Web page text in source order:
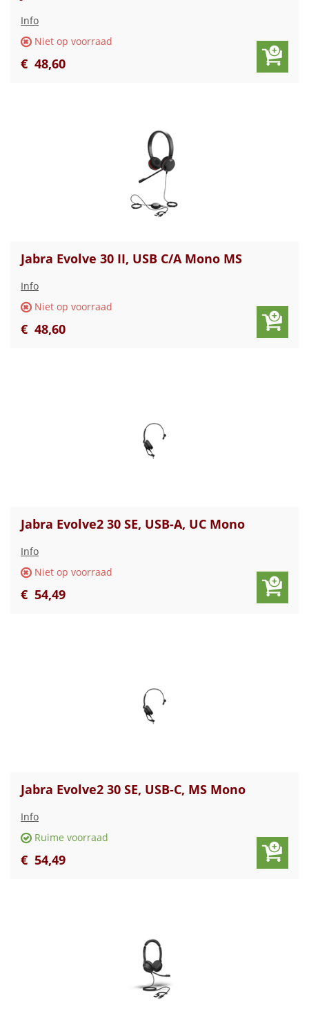
Info
Niet op voorraad
€ 48,60
Jabra Evolve 30 II, USB C/A Mono MS
Info
Niet op voorraad
€ 48,60
Jabra Evolve2 30 SE, USB-A, UC Mono
Info
Niet op voorraad
€ 54,49
Jabra Evolve2 30 SE, USB-C, MS Mono
Info
Ruime voorraad
€ 54,49